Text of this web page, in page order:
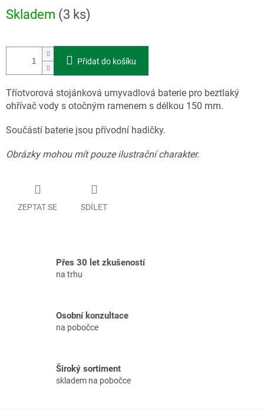
cena:
Skladem (3 ks)
Přidat do košíku
Tříotvorová stojánková umyvadlová baterie pro beztlaký
ohřívač vody s otočným ramenem s délkou 150 mm.
Součástí baterie jsou přívodní hadičky.
Obrázky mohou mít pouze ilustrační charakter.
ZEPTAT SE SDÍLET
Přes 30 let zkušeností
na trhu
Osobní konzultace
na pobočce
Široký sortiment
skladem na pobočce